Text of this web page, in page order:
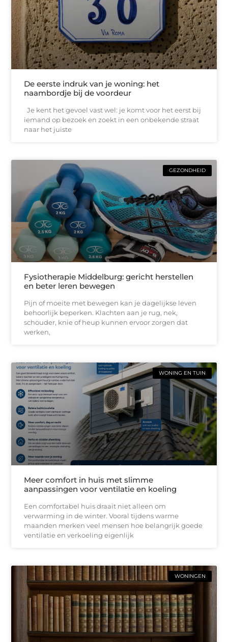
De eerste indruk van je woning: het
naambordje bij de voordeur
Je kent het gevoel vast wel: je komt voor het eerst bij
iemand op bezoek en zoekt in een onbekende straat
naar het juiste
GEZONDHEID
Fysiotherapie Middelburg: gericht herstellen
en beter leren bewegen
Pijn of moeite met bewegen kan je dagelijkse leven
behoorlijk beperken. Klachten aan je rug, nek,
schouder, knie of heup kunnen ervoor zorgen dat
werken,
WONING EN TUIN
Meer comfort in huis met slimme
aanpassingen voor ventilatie en koeling
Een comfortabel huis draait niet alleen om
verwarming in de winter. Vooral tijdens warme
maanden merken veel mensen hoe belangrijk goede
ventilatie en verkoeling eigenlijk
WONINGEN